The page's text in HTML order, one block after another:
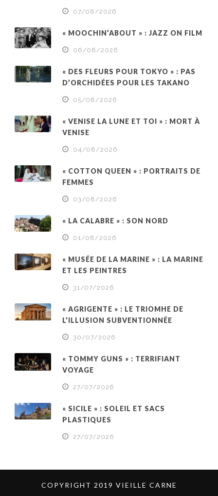
07/08/2026
« MOOCHIN’ABOUT » : JAZZ ON FILM
06/08/2026
« DES FLEURS POUR TOKYO » : PAS
D’ORCHIDÉES POUR LES TAKANO
05/08/2026
« VENISE LA LUNE ET TOI » : MORT À
VENISE
04/08/2026
« COTTON QUEEN » : PORTRAITS DE
FEMMES
03/08/2026
« LA CALABRE » : SON NORD
01/08/2026
« MUSÉE DE LA MARINE » : LA MARINE
ET LES PEINTRES
31/07/2026
« AGRIGENTE » : LE TRIOMHE DE
L’ILLUSION SUBVENTIONNÉE
30/07/2026
« TOMMY GUNS » : TERRIFIANT
VOYAGE
27/07/2026
« SICILE » : SOLEIL ET SACS
PLASTIQUES
27/07/2026
COPYRIGHT 2019 VIEILLE CARNE